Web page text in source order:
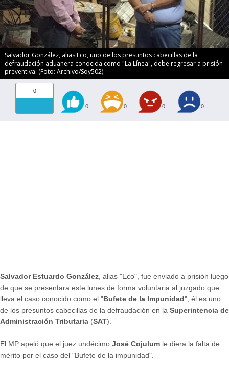
Salvador González, alias Eco, uno de los presuntos cabecillas de la
defraudación aduanera conocida como "La Línea", debe regresar a prisión
preventiva. (Foto: Archivo/Soy502)
0
0 0 0 0
Salvador Estuardo González, alias "Eco", fue enviado a prisión luego
de que se presentara este lunes de forma voluntaria al juzgado que
lleva el caso conocido como el "Bufete de la Impunidad"; él es uno
de los presuntos cabecillas de la defraudación en la Superintencia de
Administración Tributaria (SAT).
El MP apeló que el juez undécimo José Cojulum le diera la falta de
mérito por el caso del "Bufete de la impunidad".